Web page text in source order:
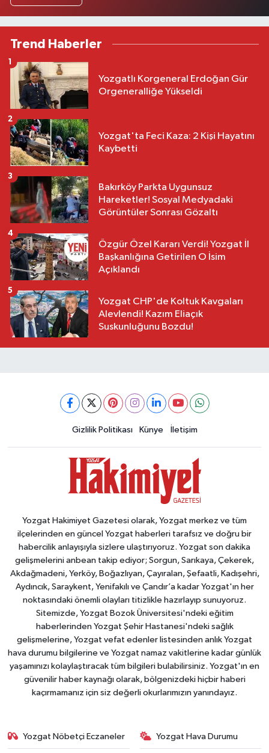
Trend Haberler
Yozgatlı Korgeneral Erdoğan Gür
Orgeneralliğe Yükseldi
1
Yozgat'ta Feci Kaza: 2 Kişi Hayatını
Kaybetti
2
Bakırköy Parkta Uygunsuz
Hareketler! Sosyal Medyadaki
Görüntüler Sonrası Gözaltı
3
Özgür Özel Kararı Verdi! Yozgat İl
Başkanlığına Getirilen O İsim
Açıklandı
4
Yozgat CHP'de Koltuk Kavgaları
Alevlendi! Kazım Eliaçık
Suskunluğunu Bozdu!
5
Gizlilik Politikası Künye İletişim
Yozgat Hakimiyet Gazetesi olarak, Yozgat merkez ve tüm
ilçelerinden en güncel Yozgat haberleri tarafsız ve doğru bir
habercilik anlayışıyla sizlere ulaştırıyoruz. Yozgat son dakika
gelişmelerini anbean takip ediyor; Sorgun, Sarıkaya, Çekerek,
Akdağmadeni, Yerköy, Boğazlıyan, Çayıralan, Şefaatli, Kadışehri,
Aydıncık, Saraykent, Yenifakılı ve Çandır’a kadar Yozgat'ın her
noktasındaki önemli olayları titizlikle hazırlayıp sunuyoruz.
Sitemizde, Yozgat Bozok Üniversitesi'ndeki eğitim
haberlerinden Yozgat Şehir Hastanesi'ndeki sağlık
gelişmelerine, Yozgat vefat edenler listesinden anlık Yozgat
hava durumu bilgilerine ve Yozgat namaz vakitlerine kadar günlük
yaşamınızı kolaylaştıracak tüm bilgileri bulabilirsiniz. Yozgat'ın en
güvenilir haber kaynağı olarak, bölgenizdeki hiçbir haberi
kaçırmamanız için siz değerli okurlarımızın yanındayız.
Yozgat Nöbetçi Eczaneler Yozgat Hava Durumu